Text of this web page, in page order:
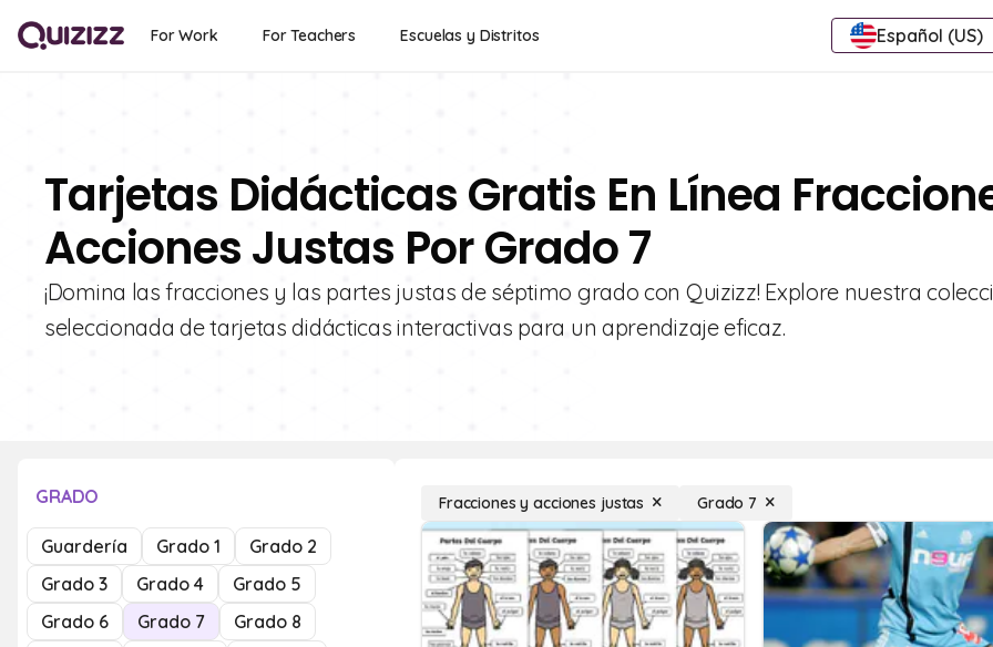
For Work For Teachers Escuelas y Distritos Español (US)
Tarjetas Didácticas Gratis En Línea
Acciones Justas Por Grado 7
¡Domina las fracciones y las partes justas de séptimo grado con Quizizz! Explore nuestra
seleccionada de tarjetas didácticas interactivas para un aprendizaje eficaz.
GRADO
Guardería Grado 1
Grado 2
Grado 3
Grado 4
Grado 5
Grado 6
Grado 7
Grado 8
Fracciones y acciones justas Grado 7